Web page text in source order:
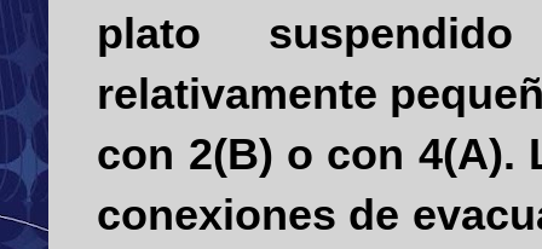
plato
relativamente
con 2(B) o con 4(A).
conexiones de